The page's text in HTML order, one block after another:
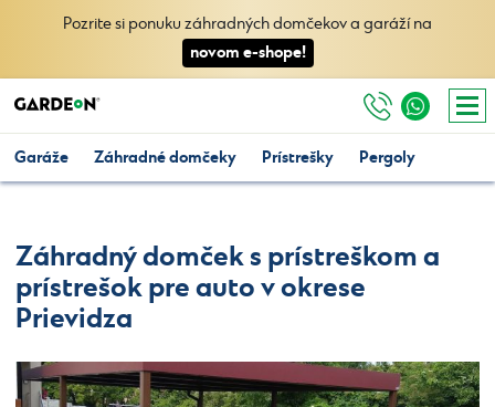
Pozrite si ponuku záhradných domčekov a garáží na
novom e-shope!
Garáže Záhradné domčeky Prístrešky Pergoly
Záhradný domček s prístreškom a
prístrešok pre auto v okrese
Prievidza